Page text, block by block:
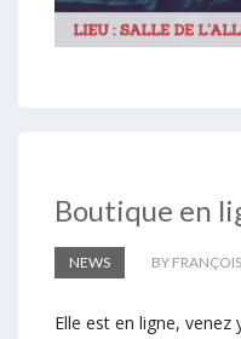
Boutique en
NEWS BY
Elle est en ligne,